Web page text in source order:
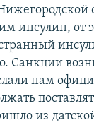
инсулин, от
Санкции
нам
из